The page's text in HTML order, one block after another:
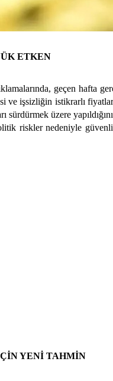
ETKEN
geçen hafta
ve işsizliğin istikrarlı
sürdürmek üzere
riskler nedeniyle
YENİ TAHMİN